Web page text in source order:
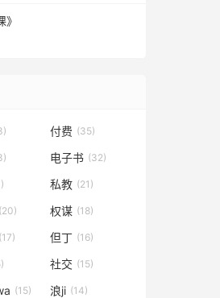
付费 (35)
电子书 (32)
私教 (21)
(20) 权谋 (18)
(17) 但丁 (16)
社交 (15)
(15) 浪ji (14)